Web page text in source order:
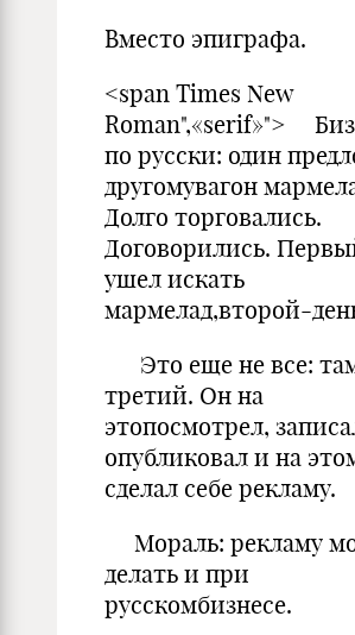
Вместо эпиграфа.
<span Times New
Roman",«serif»">
по русски: один
другомувагон
Долго торговались.
Договорились.
ушел искать
мармелад,второй-
Это еще не все:
третий. Он на
этопосмотрел,
опубликовал и на
сделал себе рекламу.
Мораль: рекламу
делать и при
русскомбизнесе.